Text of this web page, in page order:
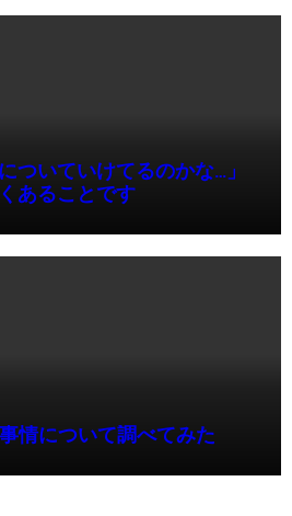
ついていけてるのかな…」
あることです
情について調べてみた